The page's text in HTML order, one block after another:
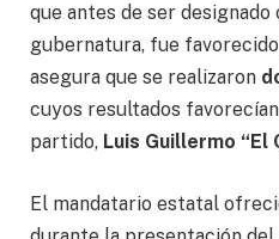
que antes de ser designado
gubernatura, fue
asegura que se realizaron
cuyos resultados
partido, Luis Guillermo “El
El mandatario estatal